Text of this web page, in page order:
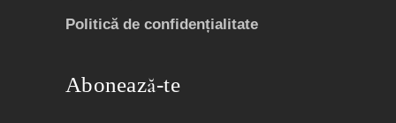
Politică de confidențialitate
Abonează-te